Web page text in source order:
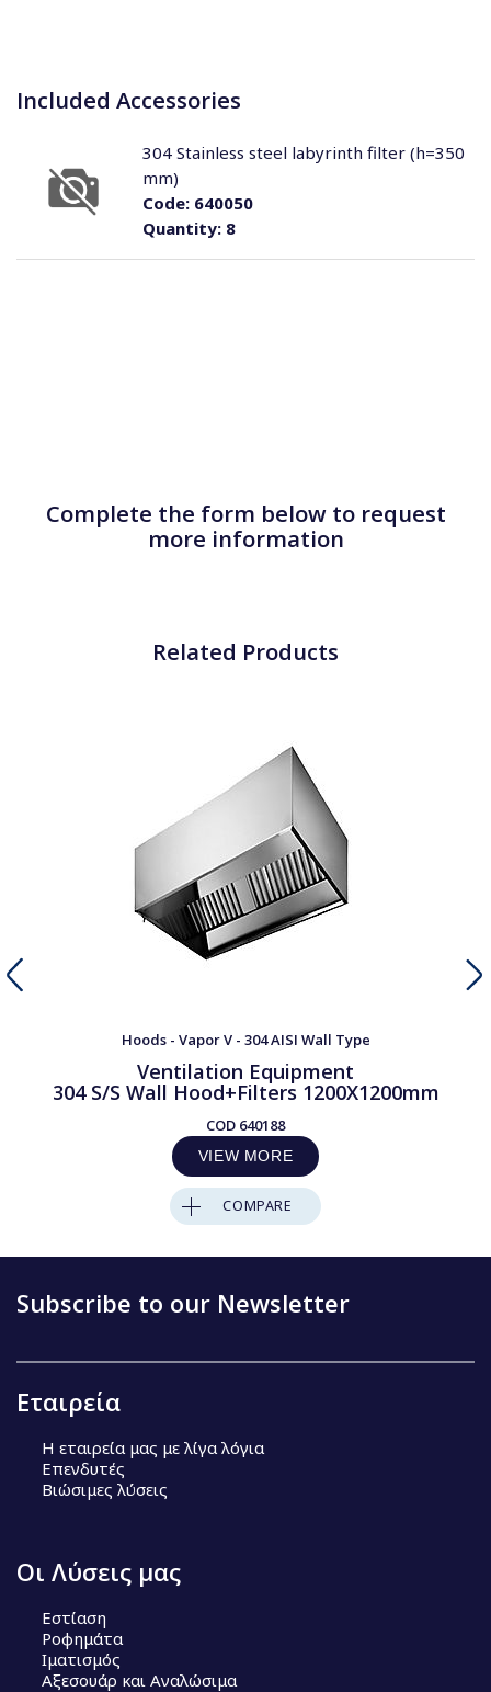
Included Accessories
Quantity:8
Code:640050
304 Stainless steel labyrinth filter (h=350
mm)
Complete the form below to request
more information
Related Products
Hoods - Vapor V - 304 AISI Wall Type
Ventilation Equipment
304 S/S Wall Hood+Filters 1200X1200mm
COD 640188
VIEW MORE
COMPARE
Subscribe to our Newsletter
Εταιρεία
Η εταιρεία μας με λίγα λόγια
Επενδυτές
Βιώσιμες λύσεις
Οι Λύσεις μας
Εστίαση
Ροφημάτα
Ιματισμός
Αξεσουάρ και Αναλώσιμα